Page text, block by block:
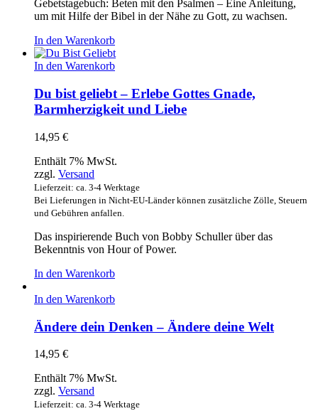
Gebetstagebuch: Beten mit den Psalmen – Eine Anleitung,
um mit Hilfe der Bibel in der Nähe zu Gott, zu wachsen.
In den Warenkorb
In den Warenkorb
Du bist geliebt – Erlebe Gottes Gnade,
Barmherzigkeit und Liebe
14,95 €
Enthält 7% MwSt.
zzgl. Versand
Lieferzeit: ca. 3-4 Werktage
Bei Lieferungen in Nicht-EU-Länder können zusätzliche Zölle, Steuern
und Gebühren anfallen.
Das inspirierende Buch von Bobby Schuller über das
Bekenntnis von Hour of Power.
In den Warenkorb
In den Warenkorb
Ändere dein Denken – Ändere deine Welt
14,95 €
Enthält 7% MwSt.
zzgl. Versand
Lieferzeit: ca. 3-4 Werktage